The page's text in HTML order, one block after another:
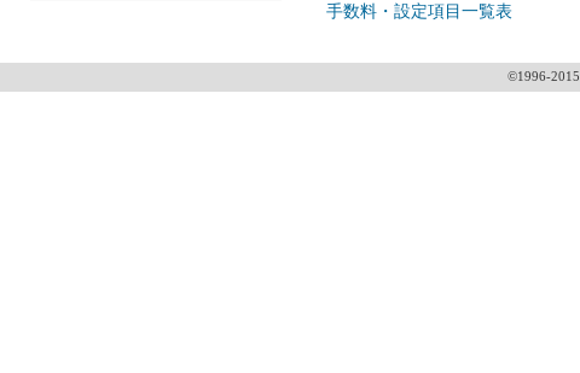
手数料・設定項目一覧表
©1996-2015